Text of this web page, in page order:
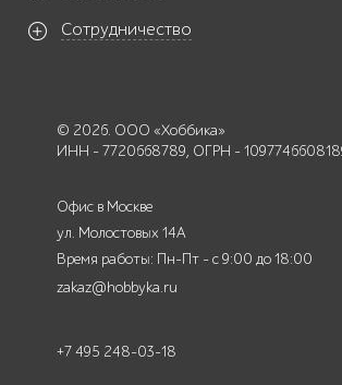
Сотрудничество
© 2026. ООО «Хоббика»
ИНН - 7720668789, ОГРН -
Офис в Москве
ул. Молостовых 14А
Время работы: Пн-Пт - с 9:00 до 18:00
zakaz@hobbyka.ru
+7 495 248-03-18